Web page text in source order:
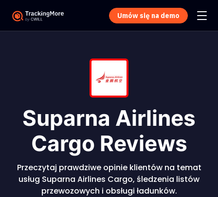
Umów się na demo
Suparna Airlines
Cargo Reviews
Przeczytaj prawdziwe opinie klientów na temat
usług Suparna Airlines Cargo, śledzenia listów
przewozowych i obsługi ładunków.